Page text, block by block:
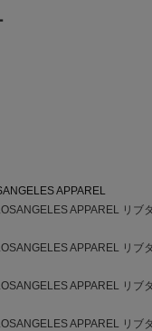
APPAREL
APPAREL リブ
APPAREL リブ
APPAREL リブ
APPAREL リブ